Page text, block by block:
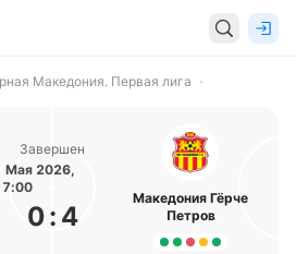
Македония. Первая лига
Завершен
Мая 2026,
0: 4
Македония Гёрче
Петров